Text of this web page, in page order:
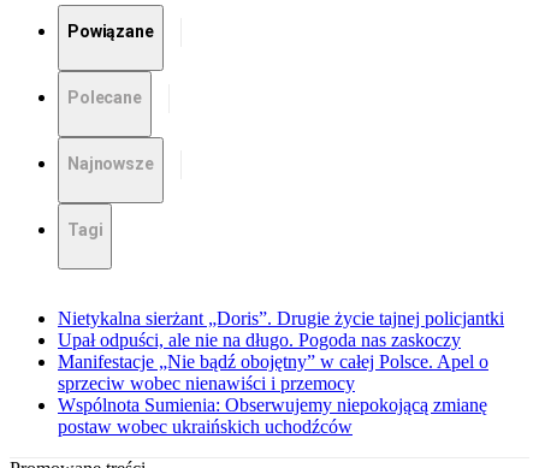
Powiązane
Polecane
Najnowsze
Tagi
Nietykalna sierżant „Doris”. Drugie życie tajnej policjantki
Upał odpuści, ale nie na długo. Pogoda nas zaskoczy
Manifestacje „Nie bądź obojętny” w całej Polsce. Apel o
sprzeciw wobec nienawiści i przemocy
Wspólnota Sumienia: Obserwujemy niepokojącą zmianę
postaw wobec ukraińskich uchodźców